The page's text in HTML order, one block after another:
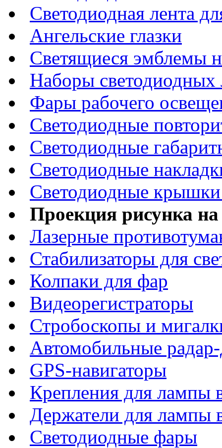
Светодиодная лента
Ангельские глазки
Светящиеся эмблемы
Наборы светодиодных
Фары рабочего
Светодиодные
Светодиодные
Светодиодные
Светодиодные крышки
Проекция рисунка на
Лазерные
Стабилизаторы для
Колпаки для фар
Видеорегистраторы
Стробоскопы и
Автомобильные
GPS-навигаторы
Крепления для лампы
Держатели для лампы
Светодиодные фары